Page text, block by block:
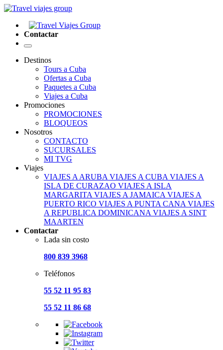
Contactar
Destinos
Tours a Cuba
Ofertas a Cuba
Paquetes a Cuba
Viajes a Cuba
Promociones
PROMOCIONES
BLOQUEOS
Nosotros
CONTACTO
SUCURSALES
MI TVG
Viajes
VIAJES A ARUBA VIAJES A CUBA VIAJES A
ISLA DE CURAZAO VIAJES A ISLA
MARGARITA VIAJES A JAMAICA VIAJES A
PUERTO RICO VIAJES A PUNTA CANA VIAJES
A REPUBLICA DOMINICANA VIAJES A SINT
MAARTEN
Contactar
Lada sin costo
800 839 3968
Teléfonos
55 52 11 95 83
55 52 11 86 68